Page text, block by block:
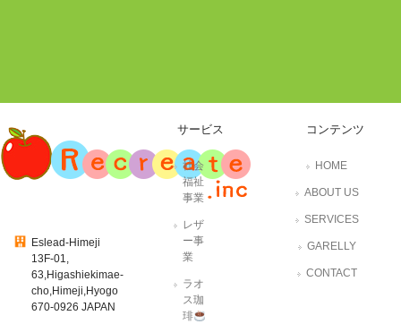
Eslead-Himeji
13F-01,
63,Higashiekimae-
cho,Himeji,Hyogo
670-0926 JAPAN
サービス
社会
福祉
事業
レザ
ー事
業
ラオ
ス珈
琲
コンテンツ
HOME
ABOUT US
SERVICES
GARELLY
CONTACT